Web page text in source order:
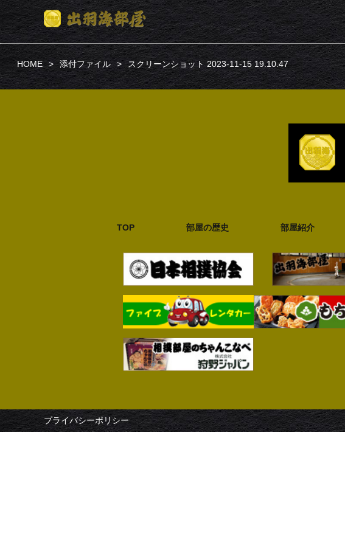
HOME 添付ファイル スクリーンショット 2023-11-15 19.10.47
TOP 部屋の歴史 部屋紹介
プライバシーポリシー